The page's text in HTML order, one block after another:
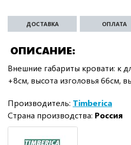
ОПИСАНИЕ
ДОСТАВКА ОПЛАТА
Внешние габариты кровати: к
+8см, высота изголовья 66см,
Производитель: Timberica
Страна производства: Россия